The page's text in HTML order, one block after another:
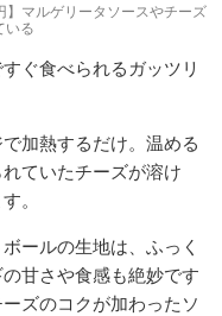
】マルゲリータソースやチーズ
いる
ぐ食べられるガッツリ
加熱するだけ。温める
ていたチーズが溶け
。
ールの生地は、ふっく
甘さや食感も絶妙です
ズのコクが加わったソ